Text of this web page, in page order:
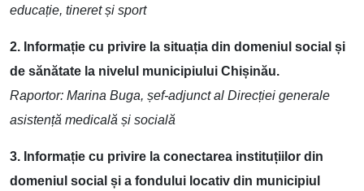
educație, tineret și sport
2. Informație cu privire la situația din domeniul social și
de sănătate la nivelul municipiului Chișinău.
Raportor: Marina Buga, șef-adjunct al Direcției generale
asistență medicală și socială
3. Informație cu privire la conectarea instituțiilor din
domeniul social și a fondului locativ din municipiul